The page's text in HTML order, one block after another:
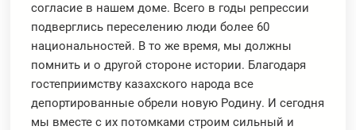
согласие в нашем доме. Всего в годы репрессии
подверглись переселению люди более 60
национальностей. В то же время, мы должны
помнить и о другой стороне истории. Благодаря
гостеприимству казахского народа все
депортированные обрели новую Родину. И сегодня
мы вместе с их потомками строим сильный и